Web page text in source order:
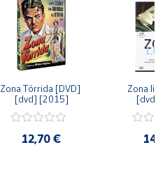
Zona Tórrida [DVD]
[dvd] [2015]
12,70 €
Zona
[dvd]